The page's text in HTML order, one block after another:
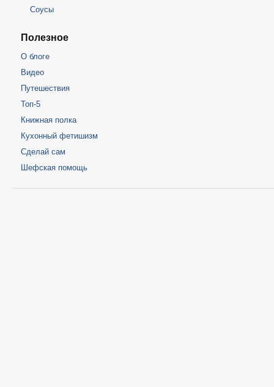
Соусы
Полезное
О блоге
Видео
Путешествия
Топ-5
Книжная полка
Кухонный фетишизм
Сделай сам
Шефская помощь